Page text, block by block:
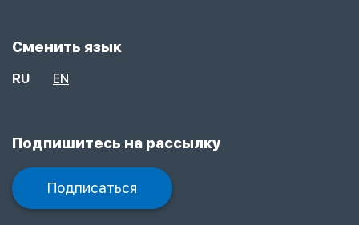
Сменить язык
RU EN
Подпишитесь на рассылку
Подписаться